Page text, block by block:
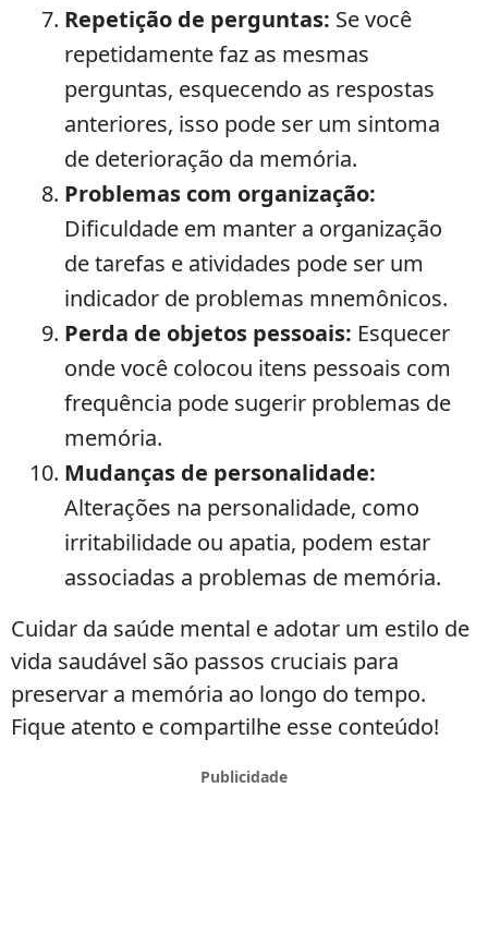
Repetição de perguntas: Se você
repetidamente faz as mesmas
perguntas, esquecendo as respostas
anteriores, isso pode ser um sintoma
de deterioração da memória.
Problemas com organização:
Dificuldade em manter a organização
de tarefas e atividades pode ser um
indicador de problemas mnemônicos.
Perda de objetos pessoais: Esquecer
onde você colocou itens pessoais com
frequência pode sugerir problemas de
memória.
Mudanças de personalidade:
Alterações na personalidade, como
irritabilidade ou apatia, podem estar
associadas a problemas de memória.
Cuidar da saúde mental e adotar um estilo de
vida saudável são passos cruciais para
preservar a memória ao longo do tempo.
Fique atento e compartilhe esse conteúdo!